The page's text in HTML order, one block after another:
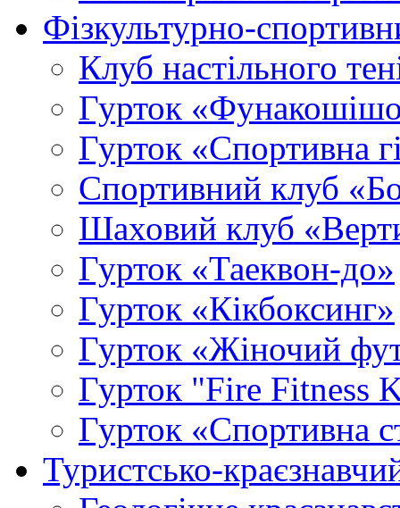
Фізкультурно-
Клуб настільного
Гурток
Гурток «Спортивна
Спортивний клуб
Шаховий клуб
Гурток «Таеквон-до»
Гурток «Кікбоксинг»
Гурток «Жіночий
Гурток "Fire Fitness
Гурток «Спортивна
Туристсько-